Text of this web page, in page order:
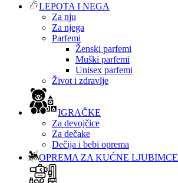
LEPOTA I NEGA
Za nju
Za njega
Parfemi
Ženski parfemi
Muški parfemi
Unisex parfemi
Život i zdravlje
IGRAČKE
Za devojčice
Za dečake
Dečija i bebi oprema
OPREMA ZA KUĆNE LJUBIMCE